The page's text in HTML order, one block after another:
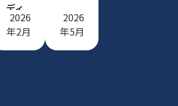
ディ
ーミ
ラー)
2026
年2月
2026
年5月